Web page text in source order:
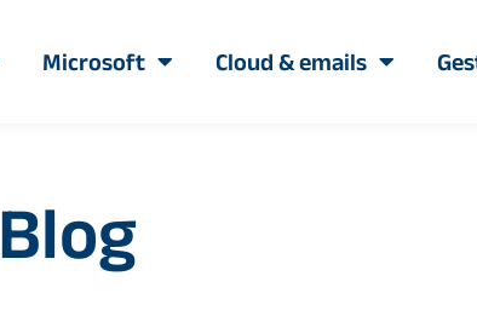
Microsoft Cloud & emails
Blog